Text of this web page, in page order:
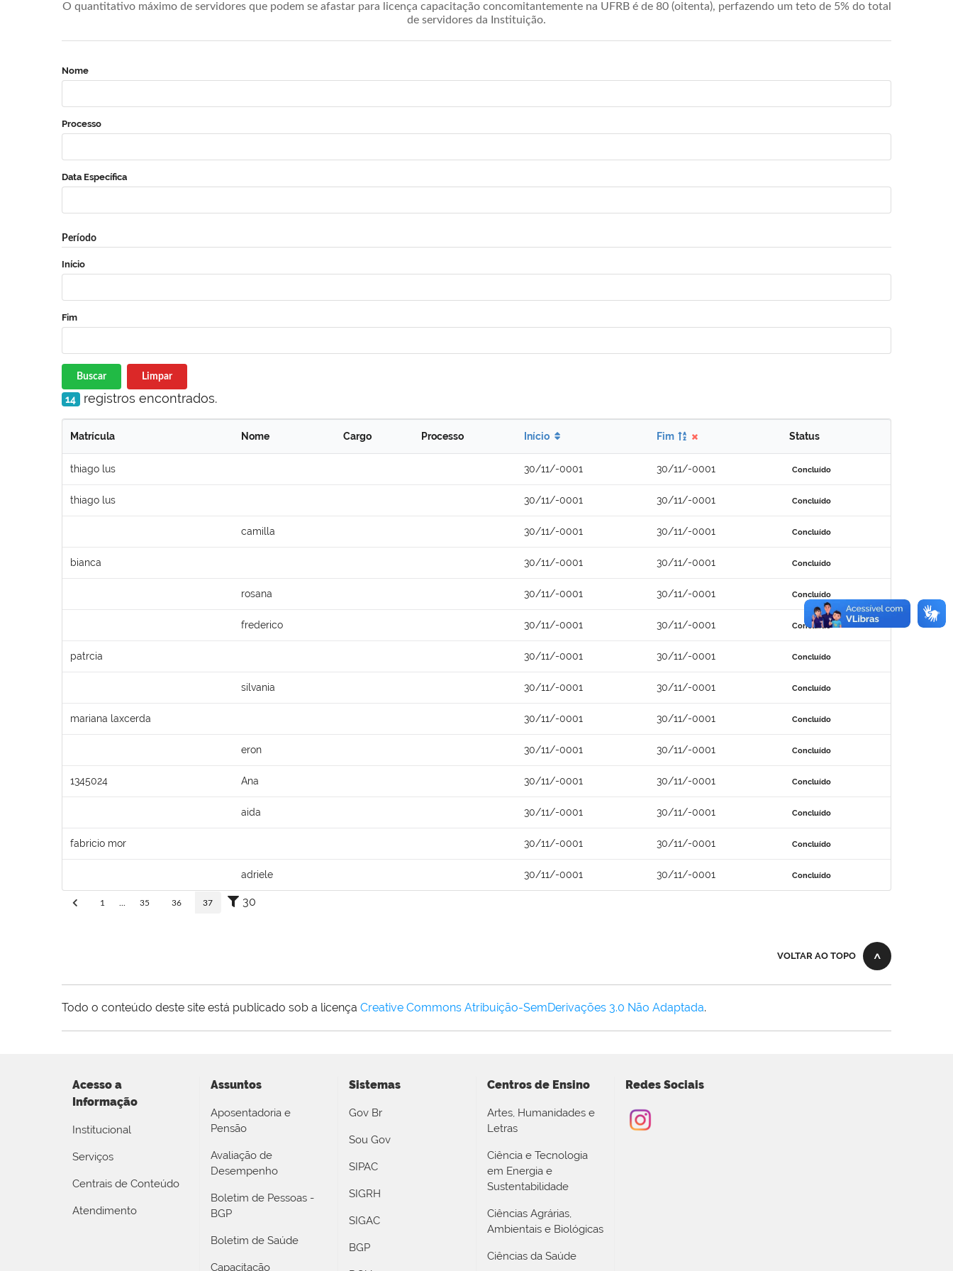
O quantitativo máximo de servidores que podem se afastar para licença capacitação concomitantemente na UFRB é de 80 (oitenta), perfazendo um teto de 5% do total
de servidores da Instituição.
Nome
Processo
Data Específica
Período
Início
Fim
Buscar Limpar
14 registros encontrados.
Matrícula Nome Cargo Processo Início Fim Status
thiago lus 30/11/-0001 30/11/-0001 Concluído
thiago lus 30/11/-0001 30/11/-0001 Concluído
camilla 30/11/-0001 30/11/-0001 Concluído
bianca 30/11/-0001 30/11/-0001 Concluído
rosana 30/11/-0001 30/11/-0001 Concluído
frederico 30/11/-0001 30/11/-0001 Concluído
patrcia 30/11/-0001 30/11/-0001 Concluído
silvania 30/11/-0001 30/11/-0001 Concluído
mariana laxcerda 30/11/-0001 30/11/-0001 Concluído
eron 30/11/-0001 30/11/-0001 Concluído
1345024 Ana 30/11/-0001 30/11/-0001 Concluído
aida 30/11/-0001 30/11/-0001 Concluído
fabricio mor 30/11/-0001 30/11/-0001 Concluído
adriele 30/11/-0001 30/11/-0001 Concluído
1 35 36 37 30
VOLTAR AO TOPO
Todo o conteúdo deste site está publicado sob a licença Creative Commons Atribuição-SemDerivações 3.0 Não Adaptada.
Acesso a
Informação
Institucional
Serviços
Centrais de Conteúdo
Atendimento
Assuntos
Aposentadoria e
Pensão
Avaliação de
Desempenho
Boletim de Pessoas -
BGP
Boletim de Saúde
Capacitação
Sistemas
Gov Br
Sou Gov
SIPAC
SIGRH
SIGAC
BGP
Centros de Ensino
Artes, Humanidades e
Letras
Ciência e Tecnologia
em Energia e
Sustentabilidade
Ciências Agrárias,
Ambientais e Biológicas
Ciências da Saúde
Redes Sociais